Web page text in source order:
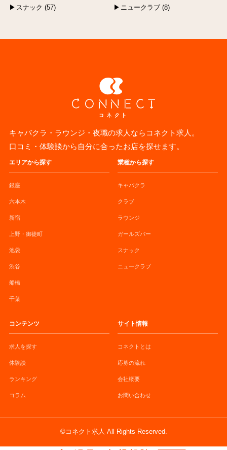
スナック (57)
ニュークラブ (8)
キャバクラ・ラウンジ・夜職の求人ならコネクト求人。
口コミ・体験談から自分に合ったお店を探せます。
エリアから探す
銀座
六本木
新宿
上野・御徒町
池袋
渋谷
船橋
千葉
業種から探す
キャバクラ
クラブ
ラウンジ
ガールズバー
スナック
ニュークラブ
コンテンツ
求人を探す
体験談
ランキング
コラム
サイト情報
コネクトとは
応募の流れ
会社概要
お問い合わせ
©コネクト求人 All Rights Reserved.